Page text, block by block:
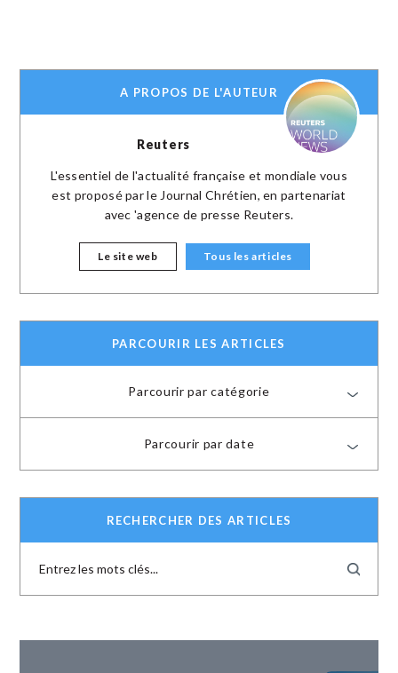
A PROPOS DE L'AUTEUR
Reuters
L'essentiel de l'actualité française et mondiale vous
est proposé par le Journal Chrétien, en partenariat
avec 'agence de presse Reuters.
Le site web Tous les articles
PARCOURIR LES ARTICLES
Parcourir par catégorie
Parcourir par date
RECHERCHER DES ARTICLES